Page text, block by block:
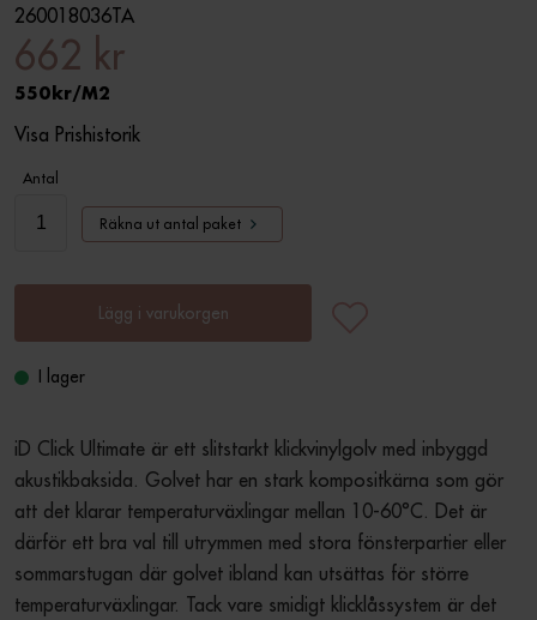
260018036TA
662 kr
550 M2
Visa Prishistorik
Antal
Räkna ut antal paket
Lägg i varukorgen
I lager
iD Click Ultimate är ett slitstarkt klickvinylgolv med inbyggd
akustikbaksida. Golvet har en stark kompositkärna som gör
att det klarar temperaturväxlingar mellan 10-60°C. Det är
därför ett bra val till utrymmen med stora fönsterpartier eller
sommarstugan där golvet ibland kan utsättas för större
temperaturväxlingar. Tack vare smidigt klicklåssystem är det